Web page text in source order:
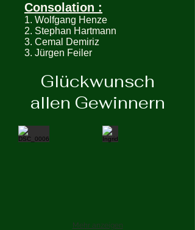
Consolation :
1. Wolfgang Henze
2. Stephan Hartmann
3. Cemal Demiriz
3. Jürgen Feiler
Glückwunsch
allen Gewinnern
Mehr anzeigen